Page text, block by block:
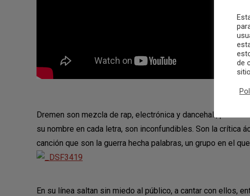
Dremen son mezcla de rap, electrónica y dancehall, pero
su nombre en cada letra, son inconfundibles. Son la crítica
canción que son la guerra hecha palabras, un grupo en el
En su línea saltan sin miedo al público, a cantar con ellos,
de